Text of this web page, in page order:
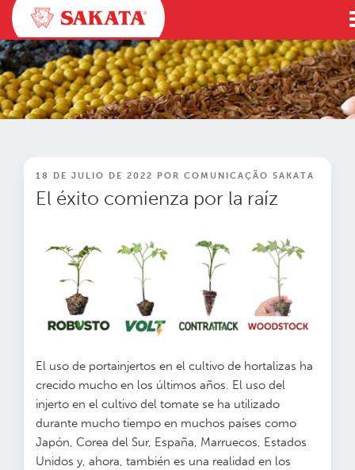
contenido
PUBLICADO
18 DE JULIO DE 2022 POR COMUNICAÇÃO SAKATA
El éxito comienza por la raíz
El uso de portainjertos en el cultivo de hortalizas ha
crecido mucho en los últimos años. El uso del
injerto en el cultivo del tomate se ha utilizado
durante mucho tiempo en muchos países como
Japón, Corea del Sur, España, Marruecos, Estados
Unidos y, ahora, también es una realidad en los